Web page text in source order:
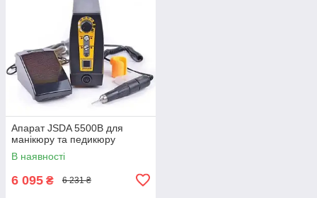
Апарат JSDA 5500В для
манікюру та педикюру
В наявності
6 095 ₴ 6 231 ₴